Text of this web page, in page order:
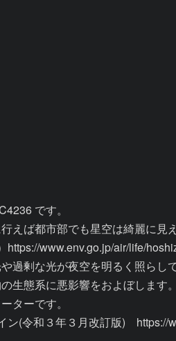
です。
えば都市部でも星空は綺麗に見え
https://www.env.go.jp/air/life/
過剰な光が夜空を明るく照らし
生態系に悪影響をおよぼします。
ターです。
ン(令和３年３月改訂版)　https://